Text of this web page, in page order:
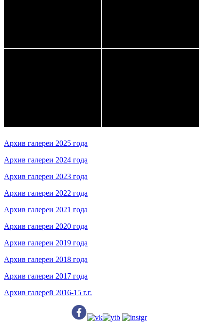
Архив галереи 2025 года
Архив галереи 2024 года
Архив галереи 2023 года
Архив галереи 2022 года
Архив галереи 2021 года
Архив галереи 2020 года
Архив галереи 2019 года
Архив галереи 2018 года
Архив галереи 2017 года
Архив галерей 2016-15 г.г.